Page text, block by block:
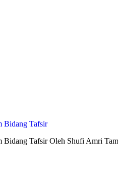
Bidang Tafsir
Tafsir Oleh Shufi Amri